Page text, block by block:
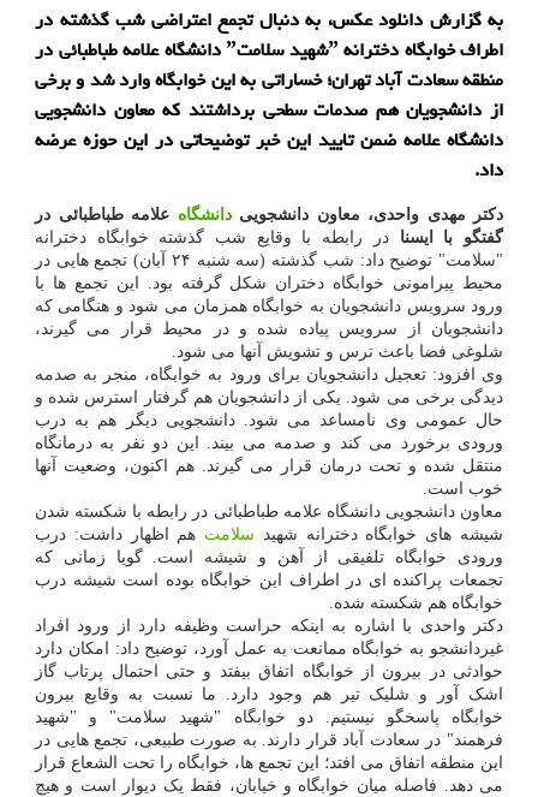
به گزارش دانلود عکس، به دنبال تجمع اعتراضی شب گذشته در
اطراف خوابگاه دخترانه ˮشهید سلامتˮ دانشگاه علامه طباطبائی در
منطقه سعادت آباد تهران؛ خساراتی به این خوابگاه وارد شد و برخی
از دانشجویان هم صدمات سطحی برداشتند که معاون دانشجویی
دانشگاه علامه ضمن تایید این خبر توضیحاتی در این حوزه عرضه
داد.
دکتر مهدی واحدی، معاون دانشجوییدانشگاه علامه طباطبائی در
گفتگو با ایسنا در رابطه با وقایع شب گذشته خوابگاه دخترانه
"سلامت" توضیح داد: شب گذشته (سه شنبه ۲۴ آبان) تجمع هایی در
محیط پیرامونی خوابگاه دختران شکل گرفته بود. این تجمع ها با
ورود سرویس دانشجویان به خوابگاه همزمان می شود و هنگامی که
دانشجویان از سرویس پیاده شده و در محیط قرار می گیرند،
شلوغی فضا باعث ترس و تشویش آنها می شود.
وی افزود: تعجیل دانشجویان برای ورود به خوابگاه، منجر به صدمه
دیدگی برخی می شود. یکی از دانشجویان هم گرفتار استرس شده و
حال عمومی وی نامساعد می شود. دانشجویی دیگر هم به درب
ورودی برخورد می کند و صدمه می بیند. این دو نفر به درمانگاه
منتقل شده و تحت درمان قرار می گیرند. هم اکنون، وضعیت آنها
خوب است.
معاون دانشجویی دانشگاه علامه طباطبائی در رابطه با شکسته شدن
شیشه های خوابگاه دخترانه شهید سلامت هم اظهار داشت: درب
ورودی خوابگاه تلفیقی از آهن و شیشه است. گویا زمانی که
تجمعات پراکنده ای در اطراف این خوابگاه بوده است شیشه درب
خوابگاه هم شکسته شده.
دکتر واحدی با اشاره به اینکه حراست وظیفه دارد از ورود افراد
غیردانشجو به خوابگاه ممانعت به عمل آورد، توضیح داد: امکان دارد
حوادثی در بیرون از خوابگاه اتفاق بیفتد و حتی احتمال پرتاب گاز
اشک آور و شلیک تیر هم وجود دارد. ما نسبت به وقایع بیرون
خوابگاه پاسخگو نیستیم. دو خوابگاه "شهید سلامت" و "شهید
فرهمند" در سعادت آباد قرار دارند. به صورت طبیعی، تجمع هایی در
این منطقه اتفاق می افتد؛ این تجمع ها، خوابگاه را تحت الشعاع قرار
می دهد. فاصله میان خوابگاه و خیابان، فقط یک دیوار است و هیچ